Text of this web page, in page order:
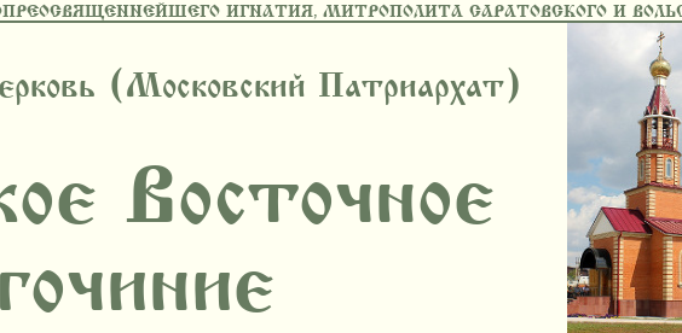
ИГНАТИЯ, МИТРОПОЛИТА САРАТОВСКОГО И
(Московский Патриархат)
Восточное